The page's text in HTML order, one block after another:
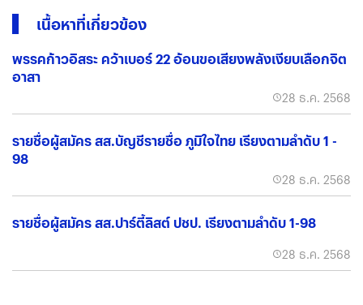
เนื้อหาที่เกี่ยวข้อง
พรรคก้าวอิสระ คว้าเบอร์ 22 อ้อนขอเสียงพลังเงียบเลือกจิต
อาสา
28 ธ.ค. 2568
รายชื่อผู้สมัคร สส.บัญชีรายชื่อ ภูมิใจไทย เรียงตามลำดับ 1 -
98
28 ธ.ค. 2568
รายชื่อผู้สมัคร สส.ปาร์ตี้ลิสต์ ปชป. เรียงตามลำดับ 1-98
28 ธ.ค. 2568